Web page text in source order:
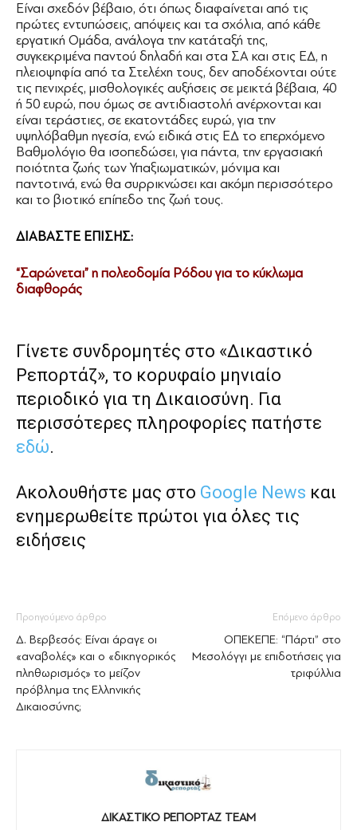
Είναι σχεδόν βέβαιο, ότι όπως διαφαίνεται από τις
πρώτες εντυπώσεις, απόψεις και τα σχόλια, από κάθε
εργατική Ομάδα, ανάλογα την κατάταξή της,
συγκεκριμένα παντού δηλαδή και στα ΣΑ και στις ΕΔ, η
πλειοψηφία από τα Στελέχη τους, δεν αποδέχονται ούτε
τις πενιχρές, μισθολογικές αυξήσεις σε μεικτά βέβαια, 40
ή 50 ευρώ, που όμως σε αντιδιαστολή ανέρχονται και
είναι τεράστιες, σε εκατοντάδες ευρώ, για την
υψηλόβαθμη ηγεσία, ενώ ειδικά στις ΕΔ το επερχόμενο
Βαθμολόγιο θα ισοπεδώσει, για πάντα, την εργασιακή
ποιότητα ζωής των Υπαξιωματικών, μόνιμα και
παντοτινά, ενώ θα συρρικνώσει και ακόμη περισσότερο
και το βιοτικό επίπεδο της ζωή τους.
ΔΙΑΒΑΣΤΕ ΕΠΙΣΗΣ:
“Σαρώνεται” η πολεοδομία Ρόδου για το κύκλωμα
διαφθοράς
Γίνετε συνδρομητές στο «Δικαστικό
Ρεπορτάζ», το κορυφαίο μηνιαίο
περιοδικό για τη Δικαιοσύνη. Για
περισσότερες πληροφορίες πατήστε
εδώ.
Ακολουθήστε μας στο Google News και
ενημερωθείτε πρώτοι για όλες τις
ειδήσεις
Προηγούμενο άρθρο
Δ. Βερβεσός: Είναι άραγε οι
«αναβολές» και ο «δικηγορικός
πληθωρισμός» το μείζον
πρόβλημα της Ελληνικής
Δικαιοσύνης;
Επόμενο άρθρο
ΟΠΕΚΕΠΕ: “Πάρτι” στο
Μεσολόγγι με επιδοτήσεις για
τριφύλλια
ΔΙΚΑΣΤΙΚΟ ΡΕΠΟΡΤΑΖ TEAM